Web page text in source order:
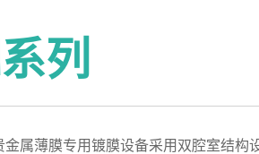
列
金属薄膜专用镀膜设备采用双腔室结构